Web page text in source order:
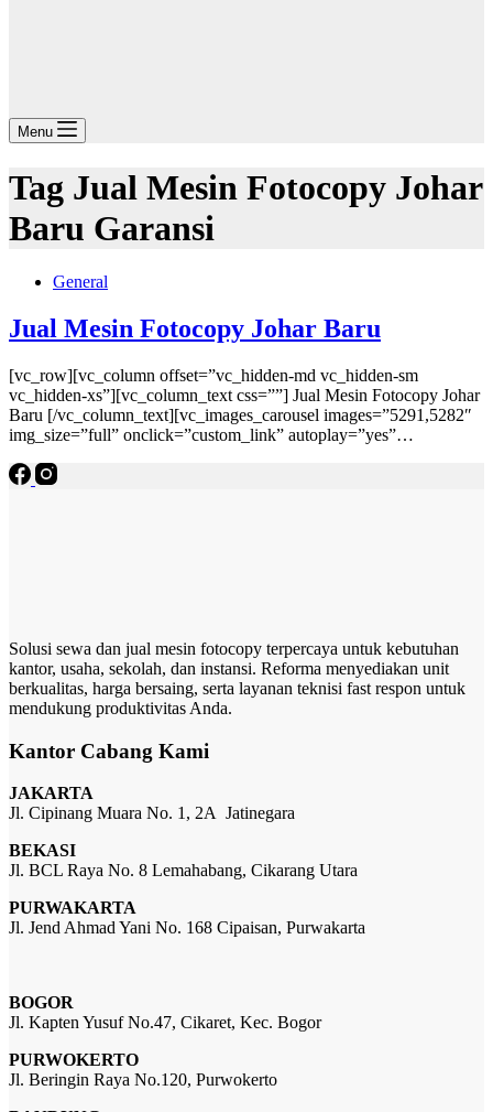
Menu
Tag Jual Mesin Fotocopy Johar
Baru Garansi
General
Jual Mesin Fotocopy Johar Baru
[vc_row][vc_column offset=”vc_hidden-md vc_hidden-sm
vc_hidden-xs”][vc_column_text css=””] Jual Mesin Fotocopy Johar
Baru [/vc_column_text][vc_images_carousel images=”5291,5282″
img_size=”full” onclick=”custom_link” autoplay=”yes”…
Solusi sewa dan jual mesin fotocopy terpercaya untuk kebutuhan
kantor, usaha, sekolah, dan instansi. Reforma menyediakan unit
berkualitas, harga bersaing, serta layanan teknisi fast respon untuk
mendukung produktivitas Anda.
Kantor Cabang Kami
JAKARTA
Jl. Cipinang Muara No. 1, 2A Jatinegara
BEKASI
Jl. BCL Raya No. 8 Lemahabang, Cikarang Utara
PURWAKARTA
Jl. Jend Ahmad Yani No. 168 Cipaisan, Purwakarta
BOGOR
Jl. Kapten Yusuf No.47, Cikaret, Kec. Bogor
PURWOKERTO
Jl. Beringin Raya No.120, Purwokerto